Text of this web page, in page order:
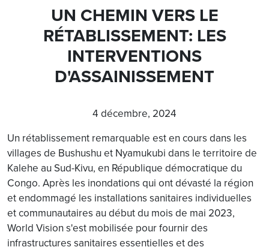
UN CHEMIN VERS LE
RÉTABLISSEMENT: LES
INTERVENTIONS
D'ASSAINISSEMENT
4 décembre, 2024
Un rétablissement remarquable est en cours dans les
villages de Bushushu et Nyamukubi dans le territoire de
Kalehe au Sud-Kivu, en République démocratique du
Congo. Après les inondations qui ont dévasté la région
et endommagé les installations sanitaires individuelles
et communautaires au début du mois de mai 2023,
World Vision s'est mobilisée pour fournir des
infrastructures sanitaires essentielles et des